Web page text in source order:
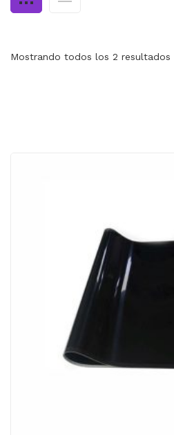
Mostrando todos los 2 resultados